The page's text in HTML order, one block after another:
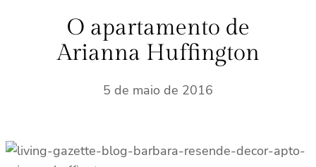
O apartamento de
Arianna Huffington
5 de maio de 2016